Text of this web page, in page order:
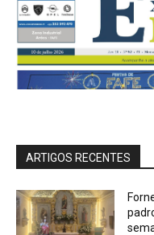
ARTIGOS RECENTES